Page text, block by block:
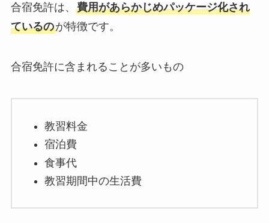
合宿免許は、 費用があらかじめパッケージ化され
ているのが特徴です。
合宿免許に含まれることが多いもの
教習料金
宿泊費
食事代
教習期間中の生活費